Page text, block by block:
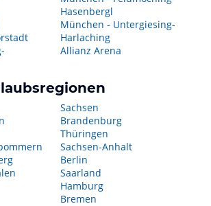
Hasenbergl
München - Untergiesing-
Harlaching
Allianz Arena
Sachsen
Brandenburg
Thüringen
Sachsen-Anhalt
Berlin
Saarland
Hamburg
Bremen